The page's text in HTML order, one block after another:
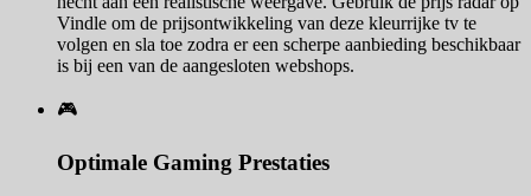
Vindle om de prijsontwikkeling van deze kleurrijke tv te
volgen en sla toe zodra er een scherpe aanbieding beschikbaar
is bij een van de aangesloten webshops.
🎮
Optimale Gaming Prestaties